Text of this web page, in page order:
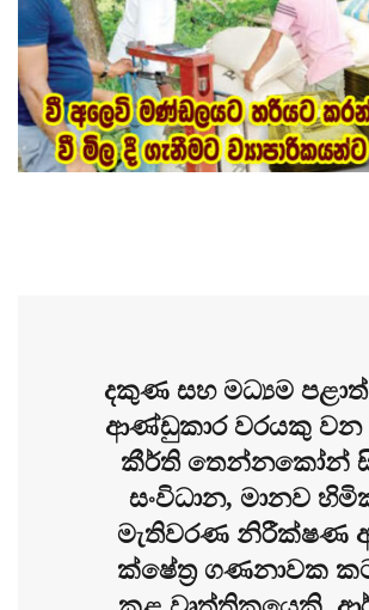
දකුණ සහ මධ්‍යම
ආණ්ඩුකාර වරයකු වන
කීර්ති තෙන්නකෝන්
සංවිධාන, මානව
මැතිවරණ නිරීක්ෂණ
ක්ෂේත්‍ර ගණනාවක